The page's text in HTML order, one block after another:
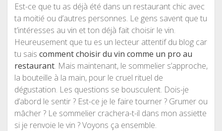
Est-ce que tu as déjà été dans un restaurant chic avec
ta moitié ou d’autres personnes. Le gens savent que tu
t’intéresses au vin et ton déjà fait choisir le vin.
Heureusement que tu es un lecteur attentif du blog car
tu sais comment choisir du vin comme un pro au
restaurant. Mais maintenant, le sommelier s’approche,
la bouteille à la main, pour le cruel rituel de
dégustation. Les questions se bousculent. Dois-je
d’abord le sentir ? Est-ce je le faire tourner ? Grumer ou
mâcher ? Le sommelier crachera-t-il dans mon assiette
si je renvoie le vin ? Voyons ça ensemble.